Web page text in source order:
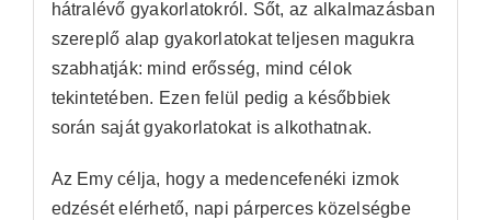
hátralévő gyakorlatokról. Sőt, az alkalmazásban
szereplő alap gyakorlatokat teljesen magukra
szabhatják: mind erősség, mind célok
tekintetében. Ezen felül pedig a későbbiek
során saját gyakorlatokat is alkothatnak.
Az Emy célja, hogy a medencefenéki izmok
edzését elérhető, napi párperces közelségbe